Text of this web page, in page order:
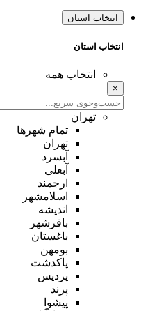
انتخاب استان
انتخاب استان
انتخاب همه
×
تهران
تمام شهر‌ها
تهران
آبسرد
آبعلی
ارجمند
اسلامشهر
اندیشه
باقرشهر
باغستان
بومهن
پاکدشت
پردیس
پرند
پیشوا